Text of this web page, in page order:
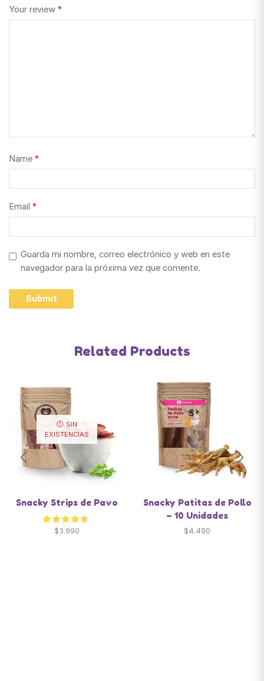
Your review *
Name *
Email *
Guarda mi nombre, correo electrónico y web en este
navegador para la próxima vez que comente.
Related Products
SIN
EXISTENCIAS
Snacky Strips de Pavo
$3.990
Snacky Patitas de Pollo
– 10 Unidades
$4.490